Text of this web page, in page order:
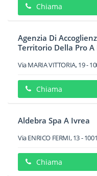
Chiama
Agenzia Di
Territorio Della Pro A
Via MARIA VITTORIA, 19-
Chiama
Aldebra Spa A Ivrea
Via ENRICO FERMI, 13-
Chiama